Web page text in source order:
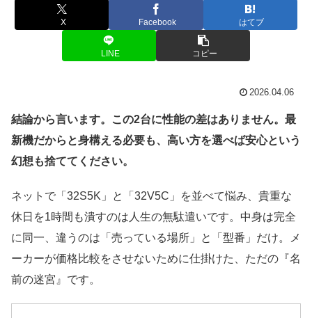
X Facebook はてブ
LINE コピー
2026.04.06
結論から言います。この2台に性能の差はありません。最
新機だからと身構える必要も、高い方を選べば安心という
幻想も捨ててください。
ネットで「32S5K」と「32V5C」を並べて悩み、貴重な
休日を1時間も潰すのは人生の無駄遣いです。中身は完全
に同一、違うのは「売っている場所」と「型番」だけ。メ
ーカーが価格比較をさせないために仕掛けた、ただの『名
前の迷宮』です。